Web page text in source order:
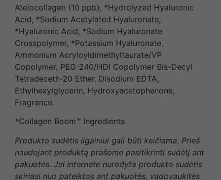
Atelocollagen (10 ppb), *Hydrolyzed Hyaluronic
Acid, *Sodium Acetylated Hyaluronate,
*Hyaluronic Acid, *Sodium Hyaluronate
Crosspolymer, *Potassium Hyaluronate,
Ammonium Acryloyldimethyltaurate/VP
Copolymer, PEG-240/HDI Copolymer Bis-Decyl
Tetradeceth-20 Ether, Disodium EDTA,
Ethylhexylglycerin, Hydroxyacetophenone,
Fragrance.
*Collagen Boom™ Ingredients
Produkto sudėtis ilgainiui gali būti keičiama. Prieš
naudojant produktą prašome pasitikrinti sudėtį ant
pakuotės. Jei internete nurodyta produkto sudėtis
skiriasi nuo pateiktos ant pakuotės, vadovaukitės